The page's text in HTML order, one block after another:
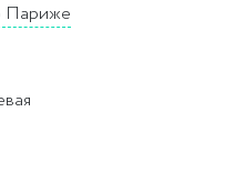
Париже